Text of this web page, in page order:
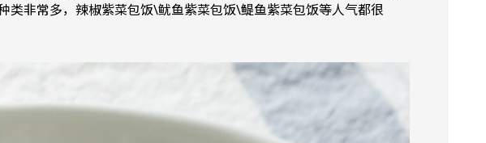
非常多，辣椒紫菜包饭\鱿鱼紫菜包饭\鳀鱼紫菜包饭等人气都很